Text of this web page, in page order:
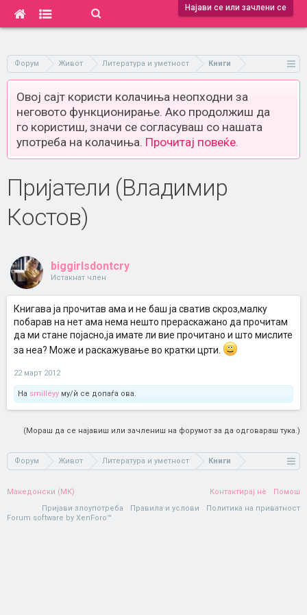
Најави се или зачлени се
Форум Живот Литература и уметност Книги
Овој сајт користи колачиња неопходни за
неговото функционирање. Ако продолжиш да
го користиш, значи се согласуваш со нашата
употреба на колачиња. Прочитај повеќе.
Пријатели (Владимир
Костов)
biggirlsdontcry
Истакнат член
Книгава ја прочитав ама и не баш ја сватив скроз,малку
побарав на нет ама нема нешто прераскажано да прочитам
да ми стане појасно,ја имате ли вие прочитано и што мислите
за неа? Може и раскажување во кратки црти.
22 март 2012
На smilleyy му/ѝ се допаѓа ова.
(Мораш да се најавиш или зачлениш на форумот за да одговараш тука.)
Форум Живот Литература и уметност Книги
Македонски (MK) Контактирај нè
Помош
Пријави злоупотреба
Правила и услови
Политика на приватност
Forum software by XenForo™